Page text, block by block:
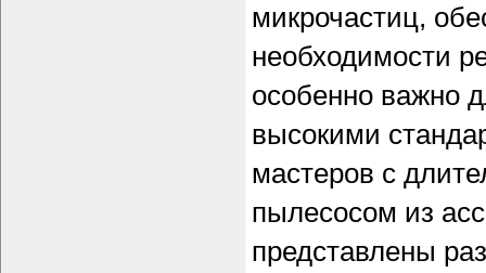
микрочастиц,
необходимости
особенно важно
высокими
мастеров с
пылесосом из
представлены